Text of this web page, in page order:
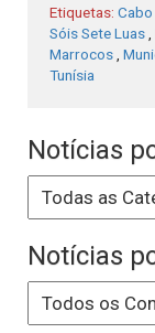
Etiquetas:
Sóis Sete Luas
Marrocos
Tunísia
Notícias
Notícias